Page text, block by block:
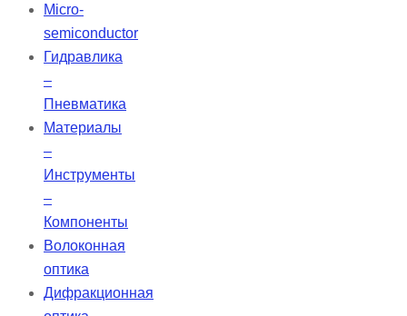
Micro-
semiconductor
Гидравлика
–
Пневматика
Материалы
–
Инструменты
–
Компоненты
Волоконная
оптика
Дифракционная